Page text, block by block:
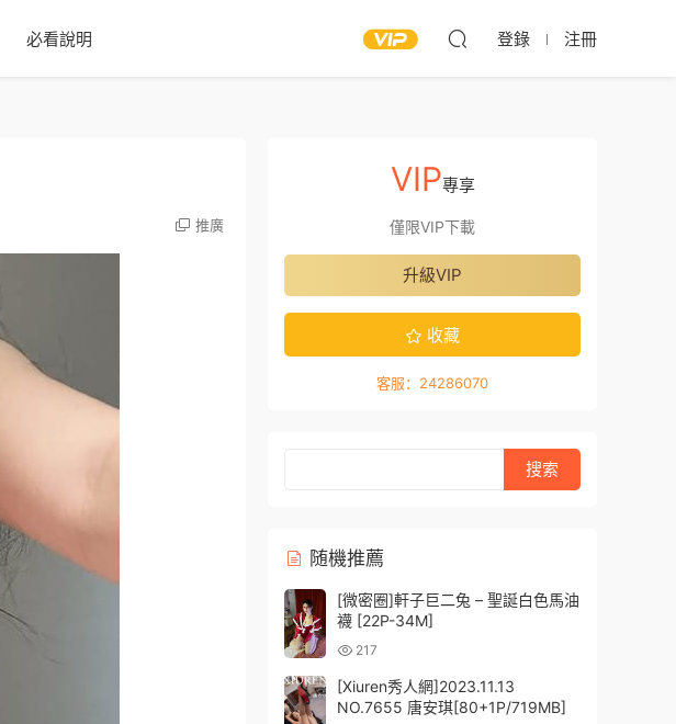
必看說明 登錄 注冊
推廣
VIP專享
僅限VIP下載
升級VIP
收藏
客服：24286070
随機推薦
[微密圈]軒子巨二兔 – 聖誕白色馬油
襪 [22P-34M]
217
[Xiuren秀人網]2023.11.13
NO.7655 唐安琪[80+1P/719MB]